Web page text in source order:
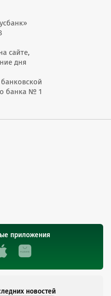
сайте,
дня
банка № 1
приложения
новостей